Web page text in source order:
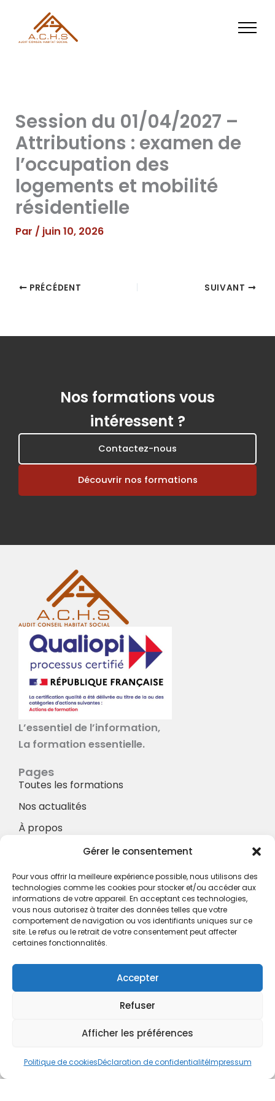
Gérer le consentement
Pour vous offrir la meilleure expérience possible, nous utilisons des
technologies comme les cookies pour stocker et/ou accéder aux
informations de votre appareil. En acceptant ces technologies,
vous nous autorisez à traiter des données telles que votre
comportement de navigation ou vos identifiants uniques sur ce
site. Le refus ou le retrait de votre consentement peut affecter
certaines fonctionnalités.
Accepter
Refuser
Afficher les préférences
Politique de cookiesDéclaration de confidentialitéImpressum
contenu
Session du 01/04/2027 –
Attributions : examen de
l’occupation des
logements et mobilité
résidentielle
Par / juin 10, 2026
PRÉCÉDENT SUIVANT
Nos formations vous
intéressent ?
Contactez-nous
Découvrir nos formations
L’essentiel de l’information,
La formation essentielle.
Pages
Toutes les formations
Nos actualités
À propos
À propos
Hotel à proximité
Politique de confidentialité
CGV
cboukris@habitat-social.com